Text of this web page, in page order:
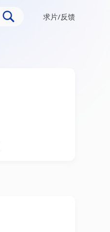
求片/反馈